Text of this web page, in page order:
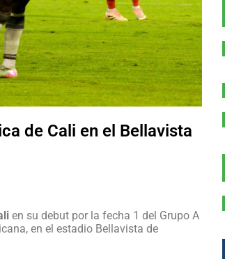
de Cali en el Bellavista
en su debut por la fecha 1 del Grupo A
en el estadio Bellavista de